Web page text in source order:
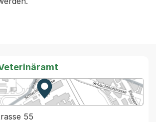
Zur Karte von MapBS.
Externer Link, wird in einem
55